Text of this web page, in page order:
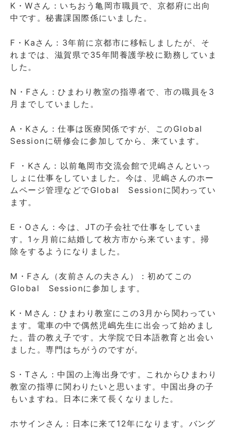
K・Wさん：いちおう亀岡市職員で、京都府に出向
中です。秘書課国際係にいました。
F・Kaさん：3年前に京都市に移転しましたが、そ
れまでは、滋賀県で35年間養護学校に勤務していま
した。
N・Fさん：ひまわり教室の指導者で、市の職員を3
月までしていました。
A・Kさん：仕事は医療関係ですが、このGlobal
Sessionに研修会に参加してから、来ています。
F ・Kさん：以前亀岡市交流会館で児嶋さんといっ
しょに仕事をしていました。今は、児嶋さんのホー
ムページ管理などでGlobal Sessionに関わってい
ます。
E・Oさん：今は、JTの子会社で仕事をしていま
す。1ヶ月前に結婚して枚方市から来ています。掃
除をするようになりました。
M・Fさん（友前さんの夫さん）：初めてこの
Global Sessionに参加します。
K・Mさん：ひまわり教室にこの3月から関わってい
ます。電車の中で偶然児嶋先生に出会って始めまし
た。昔の教え子です。大学院で日本語教育と出会い
ました。専門はちがうのですが。
S・Tさん：中国の上海出身です。これからひまわり
教室の指導に関わりたいと思います。中国出身の子
もいますね。日本に来て長くなりました。
ホサインさん：日本に来て12年になります。バング